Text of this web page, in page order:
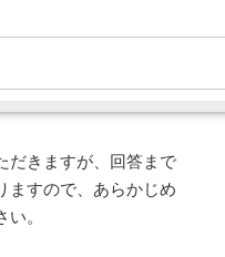
だきますが、回答まで
ますので、あらかじめ
。